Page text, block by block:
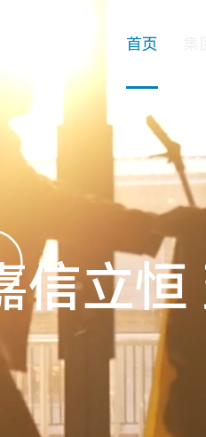
首页
信立恒